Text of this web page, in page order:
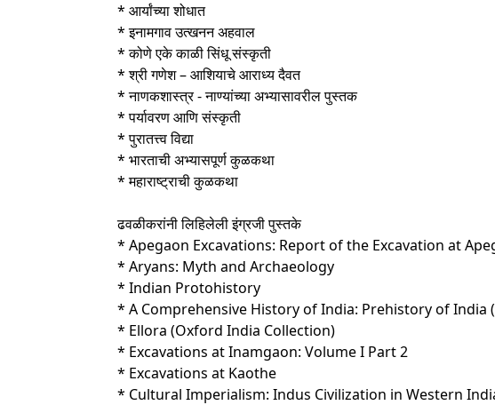
* आर्यांच्या शोधात
* इनामगाव उत्खनन अहवाल
* कोणे एके काळी सिंधू संस्कृती
* श्री गणेश – आशियाचे आराध्य दैवत
* नाणकशास्त्र - नाण्यांच्या अभ्यासावरील पुस्तक
* पर्यावरण आणि संस्कृती
* पुरातत्त्व विद्या
* भारताची अभ्यासपूर्ण कुळकथा
* महाराष्ट्राची कुळकथा
ढवळीकरांनी लिहिलेली इंग्रजी पुस्तके
* Apegaon Excavations: Report of the Excavation at
* Aryans: Myth and Archaeology
* Indian Protohistory
* A Comprehensive History of India: Prehistory of India
* Ellora (Oxford India Collection)
* Excavations at Inamgaon: Volume I Part 2
* Excavations at Kaothe
* Cultural Imperialism: Indus Civilization in Western